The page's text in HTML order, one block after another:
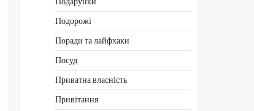
Подорожі
Поради та лайфхаки
Посуд
Приватна власність
Привітання